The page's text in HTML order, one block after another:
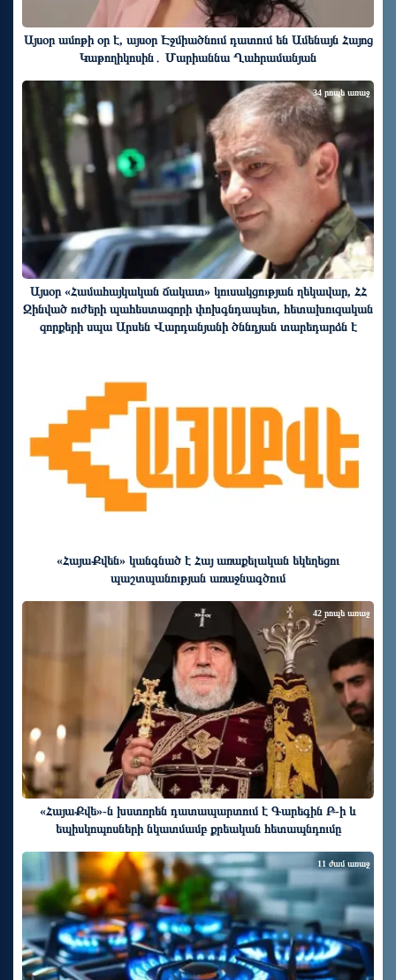
Այսօր ամոթի օր է, այսօր Էջմիածնում դատում են Ամենայն Հայոց
Կաթողիկոսին․ Մարիաննա Ղահրամանյան
Այսօր «Համահայկական ճակատ» կուսակցության ղեկավար, ՀՀ
Զինված ուժերի պահեստազորի փոխգնդապետ, հետախուզական
զորքերի սպա Արսեն Վարդանյանի ծննդյան տարեդարձն է
34 րոպե առաջ
«ՀայաՔվեն» կանգնած է Հայ առաքելական եկեղեցու
պաշտպանության առաջնագծում
«ՀայաՔվե»-ն խստորեն դատապարտում է Գարեգին Բ-ի և
եպիսկոպոսների նկատմամբ քրեական հետապնդումը
42 րոպե առաջ
11 ժամ առաջ